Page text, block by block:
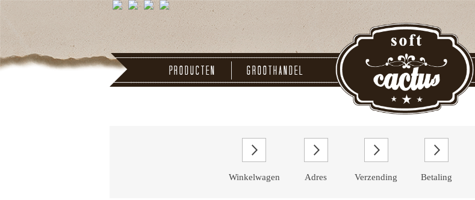
Producten Groothandel
Winkelwagen Adres Verzending Betaling